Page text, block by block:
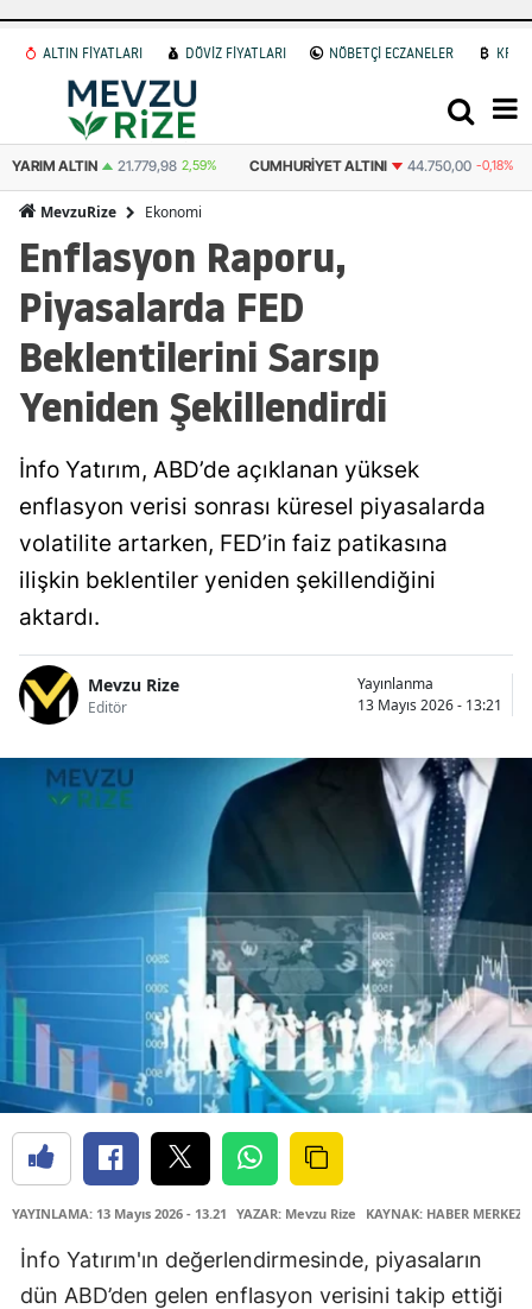
ALTIN FİYATLARI DÖVİZ FİYATLARI NÖBETÇİ ECZANELER
ALTIN 21.779,98 2,59% CUMHURIYET ALTINI 44.750,00 -0,18%
MevzuRize Ekonomi
Enflasyon Raporu,
Piyasalarda FED
Beklentilerini Sarsıp
Yeniden Şekillendirdi
İnfo Yatırım, ABD’de açıklanan yüksek
enflasyon verisi sonrası küresel piyasalarda
volatilite artarken, FED’in faiz patikasına
ilişkin beklentiler yeniden şekillendiğini
aktardı.
Mevzu Rize
Editör
Yayınlanma
13 Mayıs 2026 - 13:21
YAYINLAMA: 13 Mayıs 2026 - 13.21 YAZAR: Mevzu Rize KAYNAK: HABER MERKEZİ
İnfo Yatırım'ın değerlendirmesinde, piyasaların
dün ABD’den gelen enflasyon verisini takip ettiği